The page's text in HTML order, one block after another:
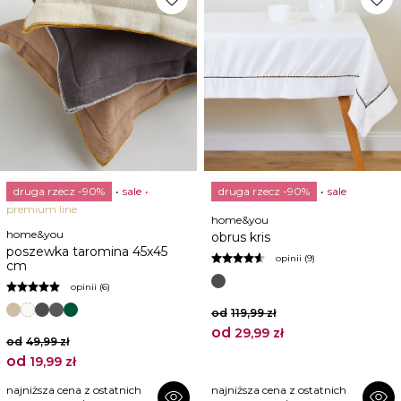
druga rzecz -90%
sale
premium line
home&you
poszewka taromina 45x45
cm
opinii (6)
od 49,99 zł
od 19,99 zł
najniższa cena z ostatnich
druga rzecz -90% sale
home&you
obrus kris
opinii (9)
od 119,99 zł
od 29,99 zł
najniższa cena z ostatnich